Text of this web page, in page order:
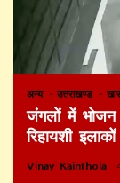
अन्य उत्तराखण्ड
जंगलों में भोजन
रिहायशी
Vinay Kainthola